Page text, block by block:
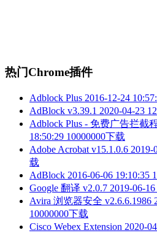
热门Chrome插件
Adblock Plus 2016-12-24
AdBlock v3.39.1 2020-04-23
Adblock Plus - 免费广告拦截
18:50:29 10000000下载
Adobe Acrobat v15.1.0.6 2019-
载
AdBlock 2016-06-06 19:10:35
Google 翻译 v2.0.7 2019-06-
Avira 浏览器安全 v2.6.6.1986
10000000下载
Cisco Webex Extension 2020-